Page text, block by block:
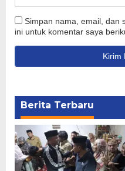
Simpan nama, email, dan
ini untuk komentar saya
Berita Terbaru